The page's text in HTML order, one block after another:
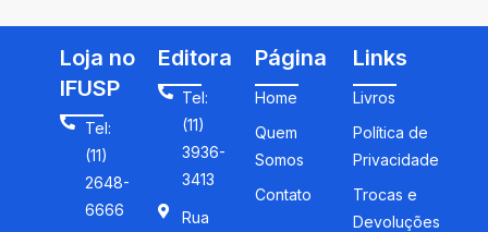
Loja no
IFUSP
Tel:
(11)
2648-
6666
Editora
Tel:
(11)
3936-
3413
Rua
Página
Home
Quem
Somos
Contato
Links
Livros
Política de
Privacidade
Trocas e
Devoluções